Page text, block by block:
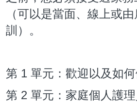
（可以是當面、線上或
訓）。
第 1 單元：歡迎以及如
第 2 單元：家庭個人護